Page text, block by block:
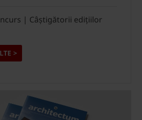
| Câștigătorii edițiilor
>